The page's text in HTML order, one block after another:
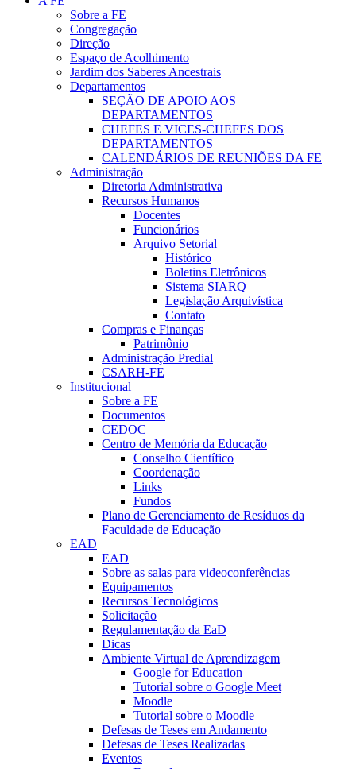
Sobre a FE
Congregação
Direção
Espaço de Acolhimento
Jardim dos Saberes Ancestrais
Departamentos
SEÇÃO DE APOIO AOS
DEPARTAMENTOS
CHEFES E VICES-CHEFES DOS
DEPARTAMENTOS
CALENDÁRIOS DE REUNIÕES DA FE
Administração
Diretoria Administrativa
Recursos Humanos
Docentes
Funcionários
Arquivo Setorial
Histórico
Boletins Eletrônicos
Sistema SIARQ
Legislação Arquivística
Contato
Compras e Finanças
Patrimônio
Administração Predial
CSARH-FE
Institucional
Sobre a FE
Documentos
CEDOC
Centro de Memória da Educação
Conselho Científico
Coordenação
Links
Fundos
Plano de Gerenciamento de Resíduos da
Faculdade de Educação
EAD
EAD
Sobre as salas para videoconferências
Equipamentos
Recursos Tecnológicos
Solicitação
Regulamentação da EaD
Dicas
Ambiente Virtual de Aprendizagem
Google for Education
Tutorial sobre o Google Meet
Moodle
Tutorial sobre o Moodle
Defesas de Teses em Andamento
Defesas de Teses Realizadas
Eventos